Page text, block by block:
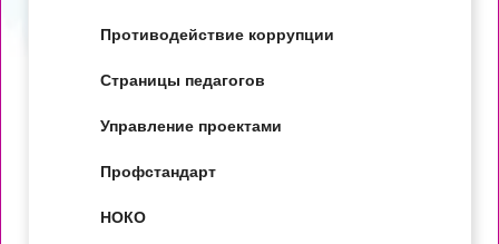
Противодействие коррупции
Страницы педагогов
Управление проектами
Профстандарт
НОКО